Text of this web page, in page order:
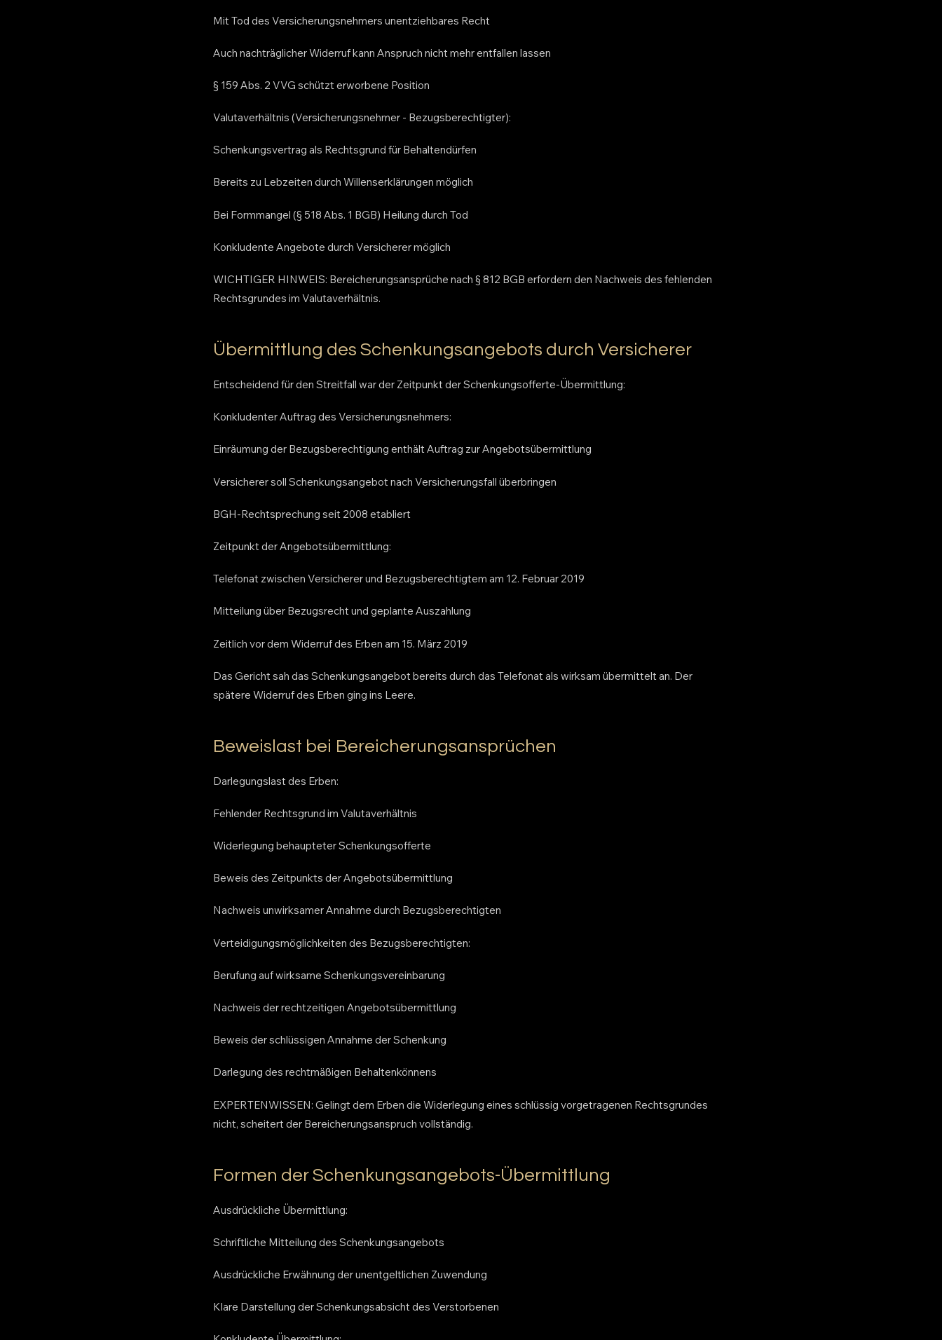
Mit Tod des Versicherungsnehmers unentziehbares Recht
Auch nachträglicher Widerruf kann Anspruch nicht mehr entfallen lassen
§ 159 Abs. 2 VVG schützt erworbene Position
Valutaverhältnis (Versicherungsnehmer - Bezugsberechtigter):
Schenkungsvertrag als Rechtsgrund für Behaltendürfen
Bereits zu Lebzeiten durch Willenserklärungen möglich
Bei Formmangel (§ 518 Abs. 1 BGB) Heilung durch Tod
Konkludente Angebote durch Versicherer möglich
WICHTIGER HINWEIS: Bereicherungsansprüche nach § 812 BGB erfordern den Nachweis des fehlenden
Rechtsgrundes im Valutaverhältnis.
Übermittlung des Schenkungsangebots durch Versicherer
Entscheidend für den Streitfall war der Zeitpunkt der Schenkungsofferte-Übermittlung:
Konkludenter Auftrag des Versicherungsnehmers:
Einräumung der Bezugsberechtigung enthält Auftrag zur Angebotsübermittlung
Versicherer soll Schenkungsangebot nach Versicherungsfall überbringen
BGH-Rechtsprechung seit 2008 etabliert
Zeitpunkt der Angebotsübermittlung:
Telefonat zwischen Versicherer und Bezugsberechtigtem am 12. Februar 2019
Mitteilung über Bezugsrecht und geplante Auszahlung
Zeitlich vor dem Widerruf des Erben am 15. März 2019
Das Gericht sah das Schenkungsangebot bereits durch das Telefonat als wirksam übermittelt an. Der
spätere Widerruf des Erben ging ins Leere.
Beweislast bei Bereicherungsansprüchen
Darlegungslast des Erben:
Fehlender Rechtsgrund im Valutaverhältnis
Widerlegung behaupteter Schenkungsofferte
Beweis des Zeitpunkts der Angebotsübermittlung
Nachweis unwirksamer Annahme durch Bezugsberechtigten
Verteidigungsmöglichkeiten des Bezugsberechtigten:
Berufung auf wirksame Schenkungsvereinbarung
Nachweis der rechtzeitigen Angebotsübermittlung
Beweis der schlüssigen Annahme der Schenkung
Darlegung des rechtmäßigen Behaltenkönnens
EXPERTENWISSEN: Gelingt dem Erben die Widerlegung eines schlüssig vorgetragenen Rechtsgrundes
nicht, scheitert der Bereicherungsanspruch vollständig.
Formen der Schenkungsangebots-Übermittlung
Ausdrückliche Übermittlung:
Schriftliche Mitteilung des Schenkungsangebots
Ausdrückliche Erwähnung der unentgeltlichen Zuwendung
Klare Darstellung der Schenkungsabsicht des Verstorbenen